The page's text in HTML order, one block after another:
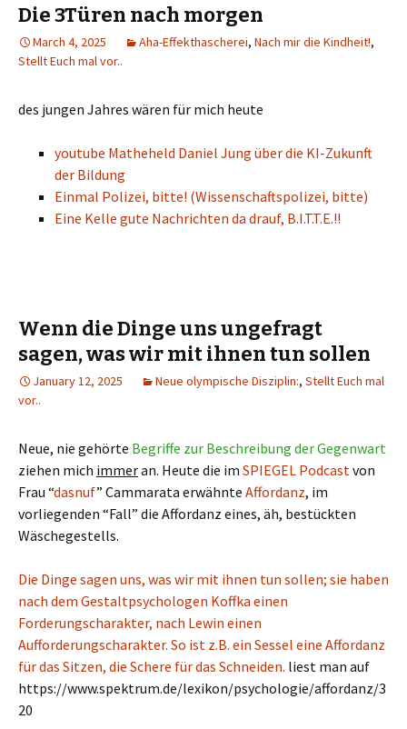
Die 3Türen nach morgen
March 4, 2025 Aha-Effekthascherei, Nach mir die Kindheit!,
Stellt Euch mal vor..
des jungen Jahres wären für mich heute
youtube Matheheld Daniel Jung über die KI-Zukunft
der Bildung
Einmal Polizei, bitte! (Wissenschaftspolizei, bitte)
Eine Kelle gute Nachrichten da drauf, B.I.T.T.E.!!
Wenn die Dinge uns ungefragt
sagen, was wir mit ihnen tun sollen
January 12, 2025 Neue olympische Disziplin:, Stellt Euch mal
vor..
Neue, nie gehörte Begriffe zur Beschreibung der Gegenwart
ziehen mich immeran. Heute die im SPIEGEL Podcast von
Frau “dasnuf” Cammarata erwähnte Affordanz, im
vorliegenden “Fall” die Affordanz eines, äh, bestückten
Wäschegestells.
Die Dinge sagen uns, was wir mit ihnen tun sollen; sie haben
nach dem Gestaltpsychologen Koffka einen
Forderungscharakter, nach Lewin einen
Aufforderungscharakter. So ist z.B. ein Sessel eine Affordanz
für das Sitzen, die Schere für das Schneiden. liest man auf
https://www.spektrum.de/lexikon/psychologie/affordanz/3
20